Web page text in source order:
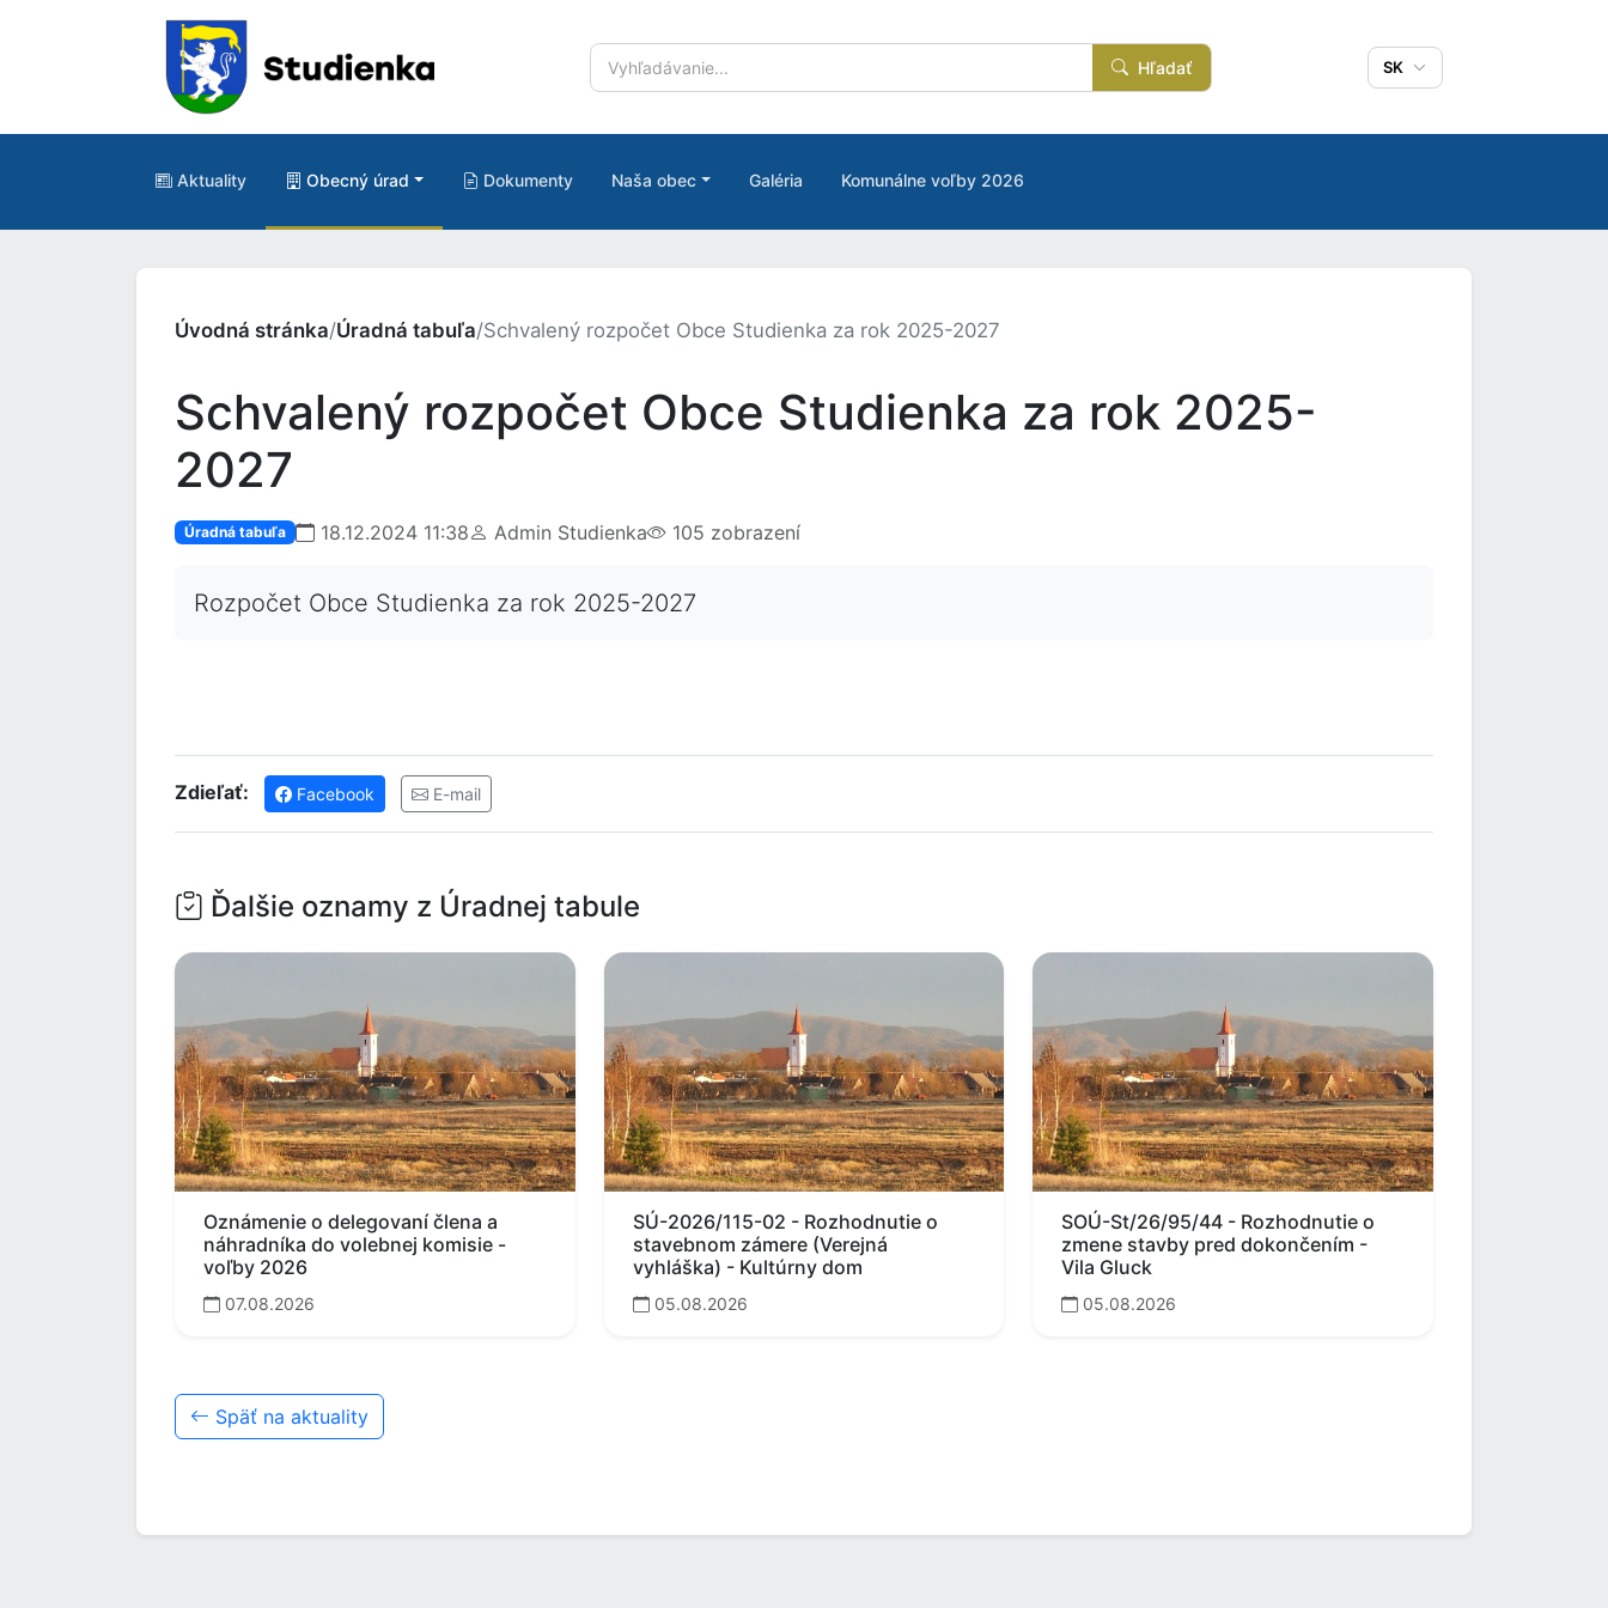
Hľadať SK
Aktuality Obecný úrad Dokumenty Naša obec Galéria Komunálne voľby 2026
Úvodná stránka/Úradná tabuľa/Schvalený rozpočet Obce Studienka za rok 2025-2027
Schvalený rozpočet Obce Studienka za rok 2025-
2027
Úradná tabuľa 18.12.2024 11:38 Admin Studienka 105 zobrazení
Rozpočet Obce Studienka za rok 2025-2027
Zdieľať: Facebook E-mail
Ďalšie oznamy z Úradnej tabule
Oznámenie o delegovaní člena a
náhradníka do volebnej komisie -
voľby 2026
07.08.2026
SÚ-2026/115-02 - Rozhodnutie o
stavebnom zámere (Verejná
vyhláška) - Kultúrny dom
05.08.2026
SOÚ-St/26/95/44 - Rozhodnutie o
zmene stavby pred dokončením -
Vila Gluck
05.08.2026
Späť na aktuality